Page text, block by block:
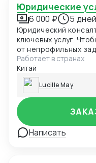
Юридические
6 000 ₽ 5 дней
Юридический
ключевых услуг.
от непрофильных
юридическому
какие права и
предпринимателей
накопленным
китайских законов.
Работает в странах
Китай
Lucille May
Написать